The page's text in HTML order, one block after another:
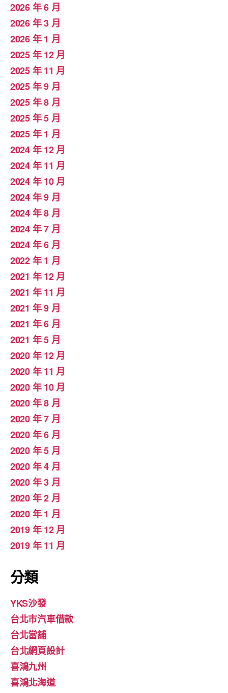
2026 年 6 月
2026 年 3 月
2026 年 1 月
2025 年 12 月
2025 年 11 月
2025 年 9 月
2025 年 8 月
2025 年 5 月
2025 年 1 月
2024 年 12 月
2024 年 11 月
2024 年 10 月
2024 年 9 月
2024 年 8 月
2024 年 7 月
2024 年 6 月
2022 年 1 月
2021 年 12 月
2021 年 11 月
2021 年 9 月
2021 年 6 月
2021 年 5 月
2020 年 12 月
2020 年 11 月
2020 年 10 月
2020 年 8 月
2020 年 7 月
2020 年 6 月
2020 年 5 月
2020 年 4 月
2020 年 3 月
2020 年 2 月
2020 年 1 月
2019 年 12 月
2019 年 11 月
分類
YKS沙發
台北市汽車借款
台北當舖
台北網頁設計
喜鴻九州
喜鴻北海道